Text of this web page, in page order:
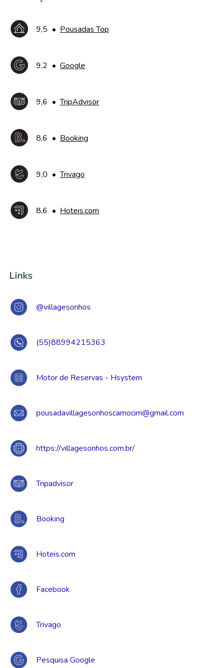
9,5 • Pousadas Top
9,2 • Google
9,6 •TripAdvisor
8,6 • Booking
9,0 •Trivago
8,6 • Hoteis.com
Links
@villagesonhos
(55)88994215363
Motor de Reservas - Hsystem
pousadavillagesonhoscamocim@gmail.com
https://villagesonhos.com.br/
Tripadvisor
Booking
Hoteis.com
Facebook
Trivago
Pesquisa Google